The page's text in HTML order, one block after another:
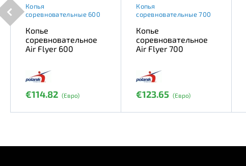
Копья
соревновательные 600
Копье
соревновательное
Air Flyer 600
€114.82 (Евро)
Копья
соревновательные 700
Копье
соревновательное
Air Flyer 700
€123.65 (Евро)